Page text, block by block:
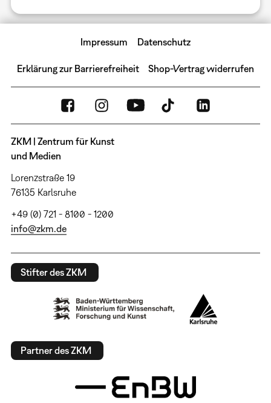
Impressum Datenschutz
Erklärung zur Barrierefreiheit Shop-Vertrag widerrufen
ZKM | Zentrum für Kunst
und Medien
Lorenzstraße 19
76135 Karlsruhe
+49 (0) 721 - 8100 - 1200
info@zkm.de
Stifter des ZKM
Partner des ZKM